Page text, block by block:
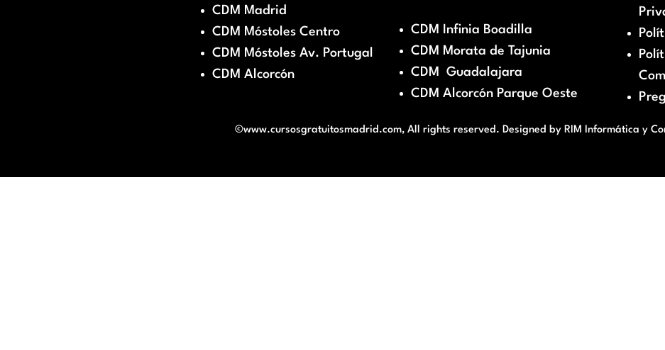
CDM Madrid
CDM Móstoles Centro
CDM Móstoles Av. Portugal
CDM Alcorcón
CDM Infinia Boadilla
CDM Morata de Tajunia
CDM Guadalajara
CDM Alcorcón Parque Oeste
©www.cursosgratuitosmadrid.com, All rights reserved. Designed by RIM Informática y